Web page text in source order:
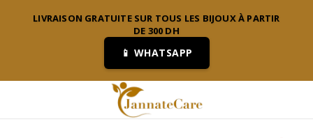
LIVRAISON GRATUITE SUR TOUS LES BIJOUX À PARTIR
DE 300 DH
📱 WHATSAPP